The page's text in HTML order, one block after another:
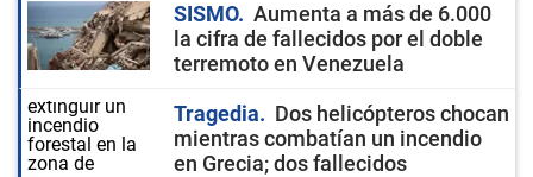
SISMO
Aumenta a más de 6.000
la cifra de fallecidos por el doble
terremoto en Venezuela
Tragedia
Dos helicópteros chocan
mientras combatían un incendio
en Grecia; dos fallecidos